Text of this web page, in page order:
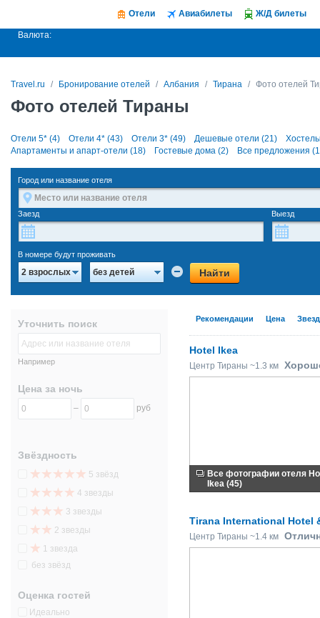
Отели Авиабилеты Ж/Д билеты
Валюта:
Travel.ru Бронирование отелей Албания Тирана Фото отелей
Фото отелей Тираны
Отели 5* (4) Отели 4* (43) Отели 3* (49) Дешевые отели (21)
Апартаменты и апарт-отели (18)
Гостевые дома (2) Все предложения
Город или название отеля
Заезд Выезд
В номере будут проживать
2 взрослых без детей Найти
Уточнить поиск
Например
Цена за ночь
– руб
Звёздность
5 звёзд
4 звезды
3 звезды
2 звезды
1 звезда
без звёзд
Оценка гостей
Идеально
Рекомендации Цена
Hotel Ikea
Центр Тираны ~1.3 км
Все фотографии отеля
Ikea (45)
Tirana International Hotel
Центр Тираны ~1.4 км